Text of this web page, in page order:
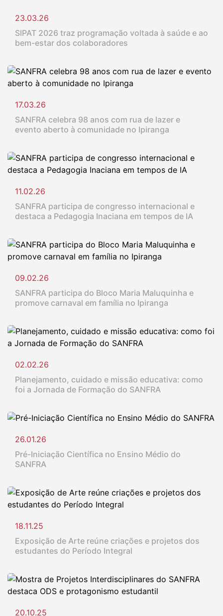
23.03.26
SIPAT 2026 traz programação voltada à saúde e ao
bem-estar dos colaboradores
17.03.26
SANFRA celebra 98 anos com rua de lazer e
evento aberto à comunidade no Ipiranga
11.02.26
SANFRA participa de congresso internacional e
destaca a Pedagogia Inaciana em tempos de IA
09.02.26
SANFRA participa do Bloco Maria Maluquinha e
promove carnaval em família no Ipiranga
02.02.26
Planejamento, cuidado e missão educativa: como
foi a Jornada de Formação do SANFRA
26.01.26
Pré-Iniciação Científica no Ensino Médio do
SANFRA
18.11.25
Exposição de Arte reúne criações e projetos dos
estudantes do Período Integral
20.10.25